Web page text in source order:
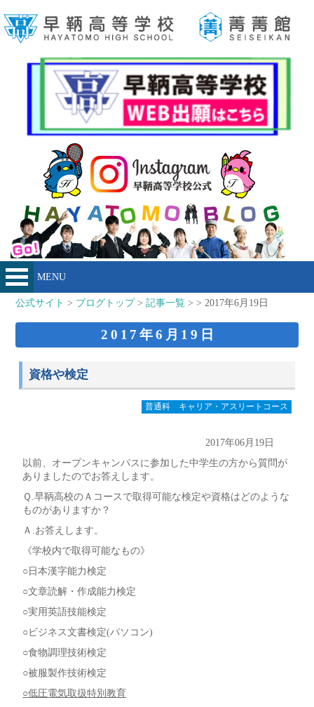
MENU
公式サイト > ブログトップ>記事一覧 > > 2017年6月19日
2017年6月19日
資格や検定
普通科 キャリア・アスリートコース
2017年06月19日
以前、オープンキャンパスに参加した中学生の方から質問が
ありましたのでお答えします。
Ｑ.早鞆高校のＡコースで取得可能な検定や資格はどのような
ものがありますか？
Ａ.お答えします。
《学校内で取得可能なもの》
○日本漢字能力検定
○文章読解・作成能力検定
○実用英語技能検定
○ビジネス文書検定(パソコン)
○食物調理技術検定
○被服製作技術検定
○低圧電気取扱特別教育